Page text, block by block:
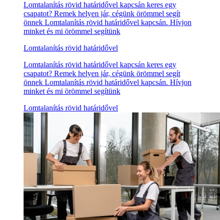
Lomtalanítás rövid határidővel kapcsán keres egy
csapatot? Remek helyen jár, cégünk örömmel segít
önnek Lomtalanítás rövid határidővel kapcsán. Hívjon
minket és mi örömmel segítünk
Lomtalanítás rövid határidővel
Lomtalanítás rövid határidővel kapcsán keres egy
csapatot? Remek helyen jár, cégünk örömmel segít
önnek Lomtalanítás rövid határidővel kapcsán. Hívjon
minket és mi örömmel segítünk
Lomtalanítás rövid határidővel